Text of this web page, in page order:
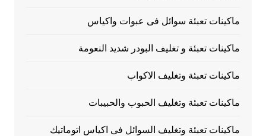
ماكينات تعبئة سوائل فى عبوات واكياس
ماكينات تعبئة و تغليف البودر شديد النعومة
ماكينات تعبئة وتغليف الاكواب
ماكينات تعبئة وتغليف الحبوب والحبيبات
ماكينات تعبئة وتغليف السوائل فى اكياس اتوماتيك